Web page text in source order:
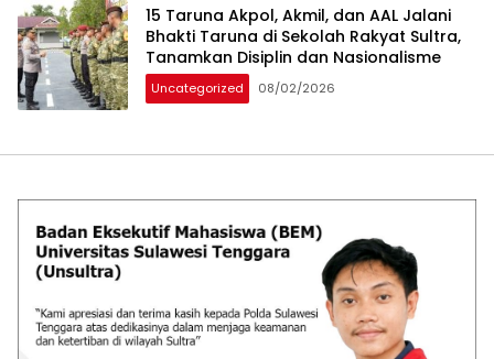
15 Taruna Akpol, Akmil, dan AAL Jalani
Bhakti Taruna di Sekolah Rakyat Sultra,
Tanamkan Disiplin dan Nasionalisme
Uncategorized 08/02/2026